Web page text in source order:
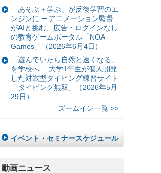
「あそぶ＋学ぶ」が反復学習のエ
ンジンに ─ アニメーション監督
がAIと挑む、広告・ログインなし
の教育ゲームポータル「NOA
Games」（2026年6月4日）
「遊んでいたら自然と速くなる」
を学校へ ─ 大学1年生が個人開発
した対戦型タイピング練習サイト
「タイピング無双」（2026年5月
29日）
ズームイン一覧 >>
イベント・セミナースケジュール
動画ニュース